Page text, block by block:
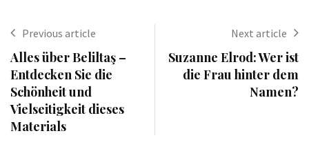
Previous article
Alles über Beliltaş –
Entdecken Sie die
Schönheit und
Vielseitigkeit dieses
Materials
Next article
Suzanne Elrod: Wer ist
die Frau hinter dem
Namen?